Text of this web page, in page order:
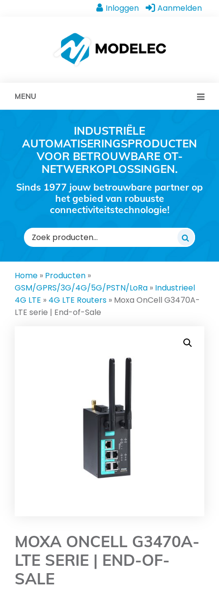
Inloggen Aanmelden
MENU
INDUSTRIËLE
AUTOMATISERINGSPRODUCTEN
VOOR BETROUWBARE OT-
NETWERKOPLOSSINGEN.
Sinds 1977 jouw betrouwbare partner op
het gebied van robuuste
connectiviteitstechnologie!
Zoeken
naar:
Home » Producten »
GSM/GPRS/3G/4G/5G/PSTN/LoRa » Industrieel
4G LTE » 4G LTE Routers » Moxa OnCell G3470A-
LTE serie | End-of-Sale
MOXA ONCELL G3470A-
LTE SERIE | END-OF-
SALE